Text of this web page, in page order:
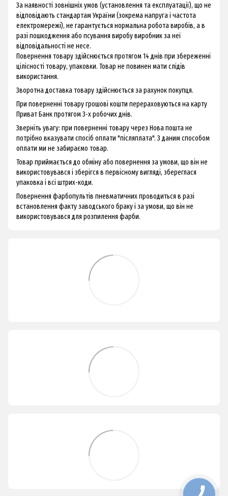
За наявності зовнішніх умов (установлення та експлуатації), що не
відповідають стандартам України (зокрема напруга і частота
електромережі), не гарантується нормальна робота виробів, а в
разі пошкодження або псування виробу виробник за неї
відповідальності не несе.
Повернення товару здійснюється протягом 14 днів при збереженні
цілісності товару, упаковки. Товар не повинен мати слідів
використання.
Зворотна доставка товару здійснюється за рахунок покупця.
При поверненні товару грошові кошти перераховуються на карту
Приват Банк протягом 3-х робочих днів.
Зверніть увагу: при поверненні товару через Нова пошта не
потрібно вказувати спосіб оплати "післяплата". З даним способом
оплати ми не забираємо товар.
Товар приймається до обміну або повернення за умови, що він не
використовувався і зберігся в первісному вигляді, збереглася
упаковка і всі штрих-коди.
Повернення фарбопультів пневматичних проводиться в разі
встановлення факту заводського браку і за умови, що він не
використовувався для розпилення фарби.